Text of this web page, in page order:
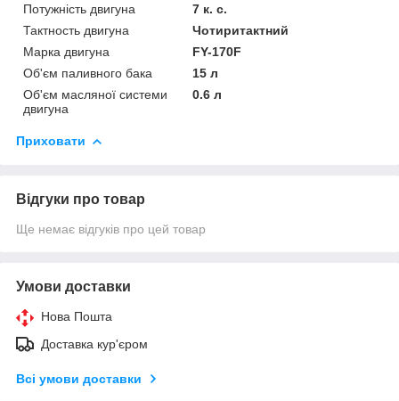
Потужність двигуна
7 к. с.
Тактность двигуна
Чотиритактний
Марка двигуна
FY-170F
Об'єм паливного бака
15 л
Об'єм масляної системи
двигуна
0.6 л
Приховати
Відгуки про товар
Ще немає відгуків про цей товар
Умови доставки
Нова Пошта
Доставка кур'єром
Всі умови доставки